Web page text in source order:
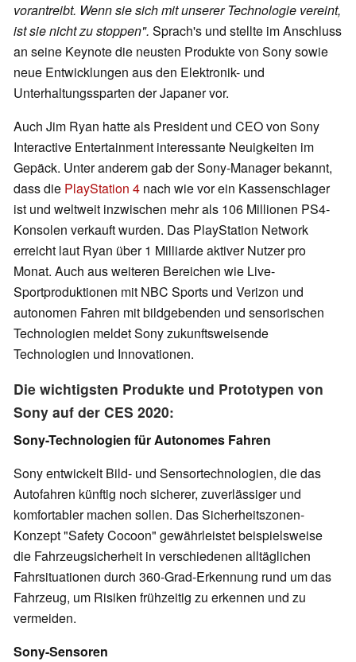
vorantreibt. Wenn sie sich mit unserer Technologie vereint,
ist sie nicht zu stoppen". Sprach's und stellte im Anschluss
an seine Keynote die neusten Produkte von Sony sowie
neue Entwicklungen aus den Elektronik- und
Unterhaltungssparten der Japaner vor.
Auch Jim Ryan hatte als President und CEO von Sony
Interactive Entertainment interessante Neuigkeiten im
Gepäck. Unter anderem gab der Sony-Manager bekannt,
dass die PlayStation 4 nach wie vor ein Kassenschlager
ist und weltweit inzwischen mehr als 106 Millionen PS4-
Konsolen verkauft wurden. Das PlayStation Network
erreicht laut Ryan über 1 Milliarde aktiver Nutzer pro
Monat. Auch aus weiteren Bereichen wie Live-
Sportproduktionen mit NBC Sports und Verizon und
autonomen Fahren mit bildgebenden und sensorischen
Technologien meldet Sony zukunftsweisende
Technologien und Innovationen.
Die wichtigsten Produkte und Prototypen von
Sony auf der CES 2020:
Sony-Technologien für Autonomes Fahren
Sony entwickelt Bild- und Sensortechnologien, die das
Autofahren künftig noch sicherer, zuverlässiger und
komfortabler machen sollen. Das Sicherheitszonen-
Konzept "Safety Cocoon" gewährleistet beispielsweise
die Fahrzeugsicherheit in verschiedenen alltäglichen
Fahrsituationen durch 360-Grad-Erkennung rund um das
Fahrzeug, um Risiken frühzeitig zu erkennen und zu
vermeiden.
Sony-Sensoren